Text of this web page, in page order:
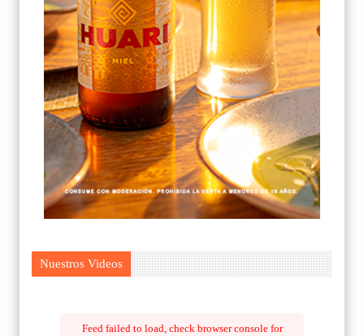
Nuestros Videos
Feed failed to load, check browser console for